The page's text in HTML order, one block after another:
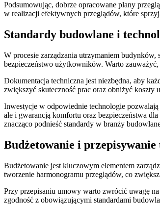
Podsumowując, dobrze opracowane plany
w realizacji efektywnych przeglądów, które
Standardy budowlane i
W procesie zarządzania utrzymaniem
bezpieczeństwo użytkowników. Warto
Dokumentacja techniczna jest niezbędna, aby
zwiększyć skuteczność prac oraz obniżyć koszty
Inwestycje w odpowiednie technologie
ale i gwarancją komfortu oraz bezpieczeństwa
znacząco podnieść standardy w branży
Budżetowanie i
Budżetowanie jest kluczowym elementem
tworzenie harmonogramu przeglądów, co
Przy przepisaniu umowy warto zwrócić uwagę
zgodność z obowiązującymi standardami